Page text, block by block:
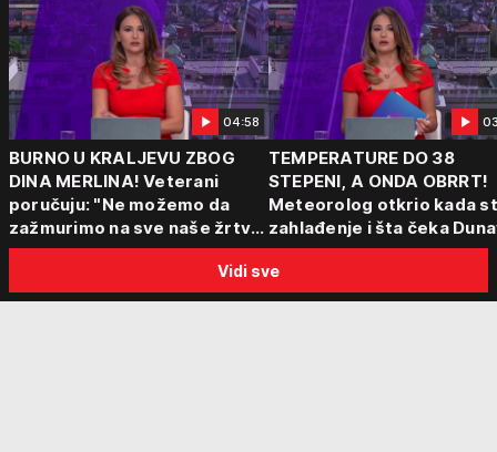
04:58
BURNO U KRALJEVU ZBOG
DINA MERLINA! Veterani
poručuju: "Ne možemo da
zažmurimo na sve naše žrtve
i stradanja!"
TEMPERATURE DO 38
STEPENI, A ONDA OBRRT!
Meteorolog otkrio kada
zahlađenje i šta čeka
Vidi sve